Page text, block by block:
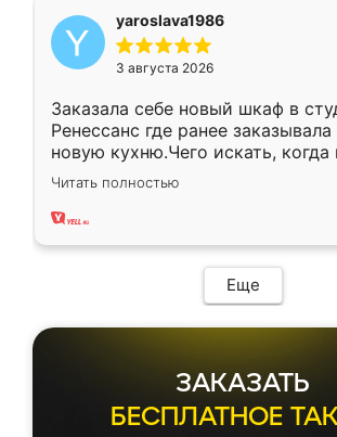
yaroslava1986
3 августа 2026
Заказала себе новый шкаф в
Ренессанс где ранее заказывала
новую кухню.Чего искать, когда
вполне довольна. Служит кухня
два года, нареканий нет.
Читать полностью
Еще
ЗАКАЗАТЬ
БЕСПЛАТНОЕ